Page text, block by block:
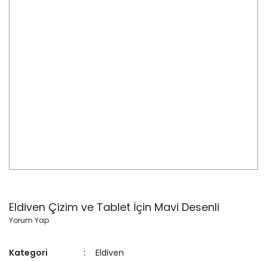
Eldiven Çizim ve Tablet İçin Mavi Desenli
Yorum Yap
Kategori
Eldiven